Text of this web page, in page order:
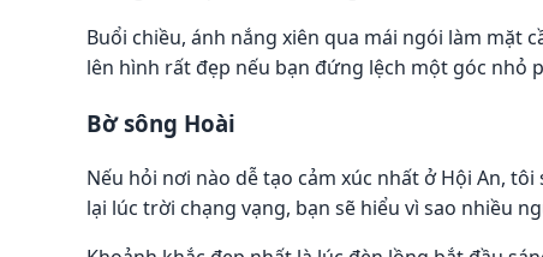
Buổi chiều, ánh nắng xiên qua mái ngói làm mặt
lên hình rất đẹp nếu bạn đứng lệch một góc nhỏ
Bờ sông Hoài
Nếu hỏi nơi nào dễ tạo cảm xúc nhất ở Hội An,
lại lúc trời chạng vạng, bạn sẽ hiểu vì sao nhiều